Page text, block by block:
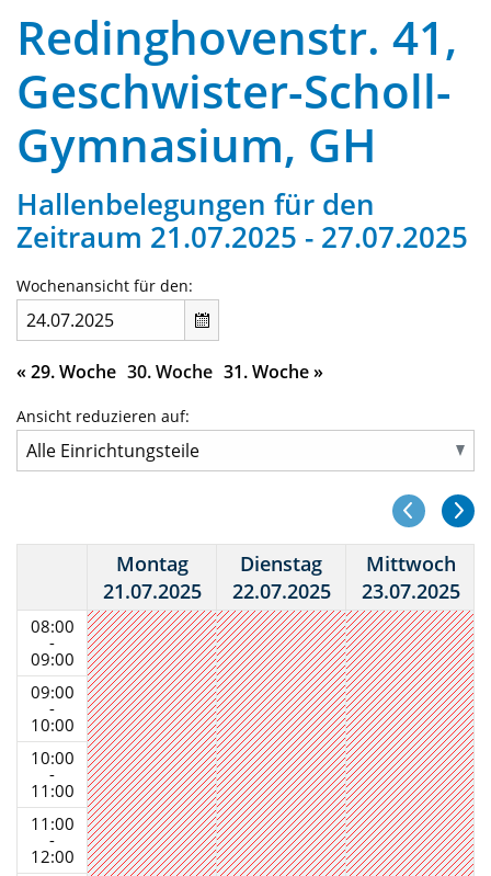
Redinghovenstr. 41,
Geschwister-Scholl-
Gymnasium, GH
Hallenbelegungen für den
Zeitraum 21.07.2025 - 27.07.2025
Wochenansicht für den:
« 29. Woche 30. Woche 31. Woche»
Ansicht reduzieren auf:
08:00
-
09:00
09:00
-
10:00
10:00
-
11:00
11:00
-
12:00
Montag
21.07.2025
Dienstag
22.07.2025
Mittwoch
23.07.2025